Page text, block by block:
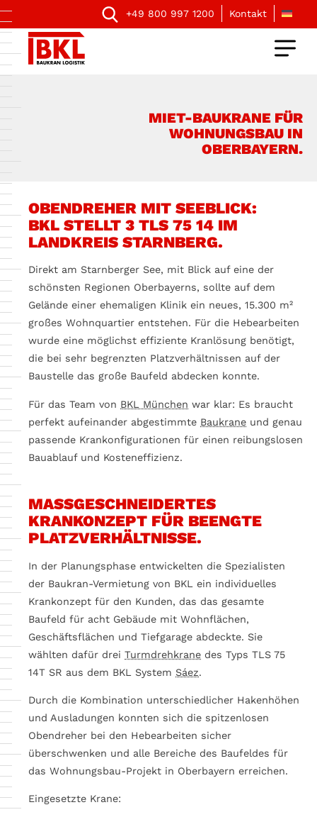
+49 800 997 1200 Kontakt
MIET-BAUKRANE FÜR
WOHNUNGSBAU IN
OBERBAYERN.
OBENDREHER MIT SEEBLICK:
BKL STELLT 3 TLS 75 14 IM
LANDKREIS STARNBERG.
Direkt am Starnberger See, mit Blick auf eine der
schönsten Regionen Oberbayerns, sollte auf dem
Gelände einer ehemaligen Klinik ein neues, 15.300 m²
großes Wohnquartier entstehen. Für die Hebearbeiten
wurde eine möglichst effiziente Kranlösung benötigt,
die bei sehr begrenzten Platzverhältnissen auf der
Baustelle das große Baufeld abdecken konnte.
Für das Team von BKL München war klar: Es braucht
perfekt aufeinander abgestimmte Baukrane und genau
passende Krankonfigurationen für einen reibungslosen
Bauablauf und Kosteneffizienz.
MASSGESCHNEIDERTES K
RANKONZEPT FÜR BEENGTE P
LATZVERHÄLTNISSE.
In der Planungsphase entwickelten die Spezialisten
der Baukran-Vermietung von BKL ein individuelles
Krankonzept für den Kunden, das das gesamte
Baufeld für acht Gebäude mit Wohnflächen,
Geschäftsflächen und Tiefgarage abdeckte. Sie
wählten dafür drei Turmdrehkrane des Typs TLS 75
14T SR aus dem BKL System Sáez.
Durch die Kombination unterschiedlicher Hakenhöhen
und Ausladungen konnten sich die spitzenlosen
Obendreher bei den Hebearbeiten sicher
überschwenken und alle Bereiche des Baufeldes für
das Wohnungsbau-Projekt in Oberbayern erreichen.
Eingesetzte Krane: